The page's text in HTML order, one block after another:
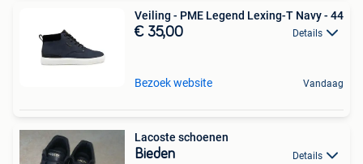
Veiling - PME Legend Lexing-T Navy - 44
€ 35,00 Details
Bezoek website Vandaag
Lacoste schoenen
Bieden Details